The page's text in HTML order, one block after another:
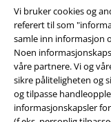
Vi bruker cookies og
referert til som
samle inn informasjon
Noen
våre partnere. Vi og
sikre påliteligheten og
og tilpasse
informasjonskapsler
A